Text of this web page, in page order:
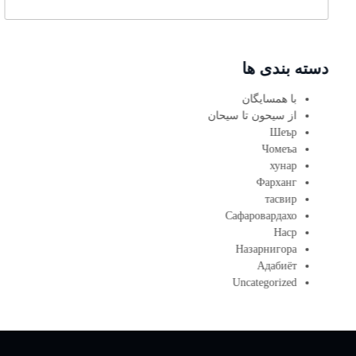
دسته بندی ها
با همسایگان
از سیحون تا سیحان
Шеър
Чомеъа
хунар
Фарханг
тасвир
Сафаровардахо
Наср
Назарнигора
Адабиёт
Uncategorized